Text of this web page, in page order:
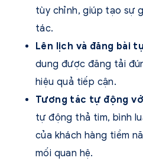
tùy chỉnh, giúp tạo sự
tác.
Lên lịch và đăng bài
dung được đăng tải
hiệu quả tiếp cận.
Tương tác tự động
tự động thả tim, bình
của khách hàng tiềm
mối quan hệ.